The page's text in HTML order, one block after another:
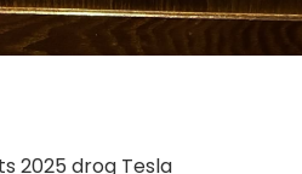
2025 drog Tesla